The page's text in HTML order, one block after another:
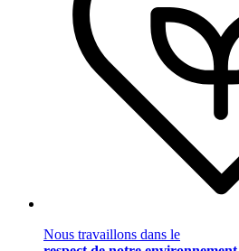
Nous travaillons dans le